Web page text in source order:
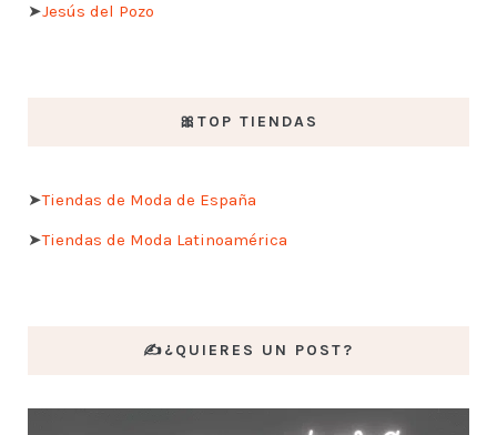
➤Jesús del Pozo
🎀TOP TIENDAS
➤Tiendas de Moda de España
➤Tiendas de Moda Latinoamérica
✍️¿QUIERES UN POST?